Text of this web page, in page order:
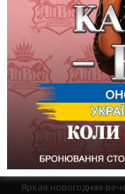
Яркая новогодняя